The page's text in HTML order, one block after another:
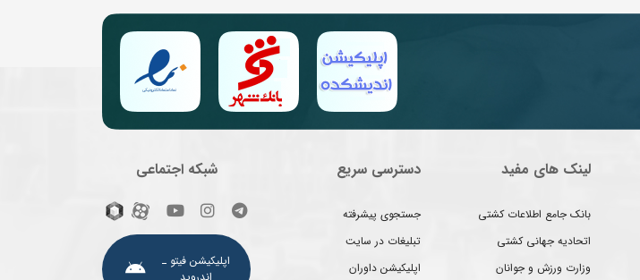
لینک های مفید
بانک جامع اطلاعات کشتی
اتحادیه جهانی کشتی
وزارت ورزش و جوانان
دسترسی سریع
جستجوی پیشرفته
تبلیغات در سایت
اپلیکیشن داوران
شبکه اجتماعی
اپلیکیشن فیتو ـ